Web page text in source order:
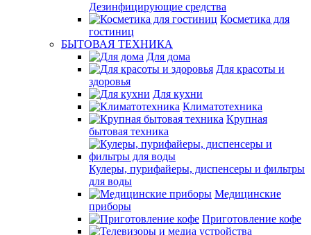
Дезинфицирующие средства
Косметика для
гостиниц
БЫТОВАЯ ТЕХНИКА
Для дома
Для красоты и
здоровья
Для кухни
Климатотехника
Крупная
бытовая техника
Кулеры, пурифайеры, диспенсеры и фильтры
для воды
Медицинские
приборы
Приготовление кофе